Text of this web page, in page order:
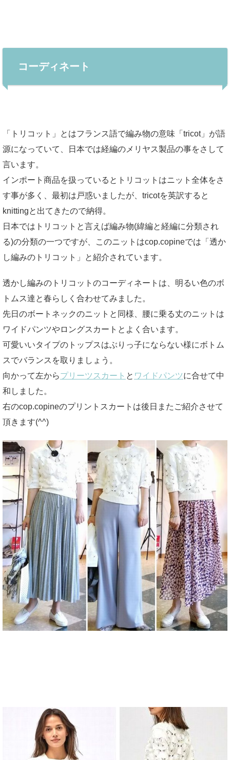
コーディネート
「トリコット」とはフランス語で編み物の意味「tricot」が語
源になっていて、日本では経編のメリヤス製品の事をさして
言います。
インポート商品を扱っているとトリコットはニット全体をさ
す事が多く、最初は戸惑いましたが、tricotを英訳すると
knittingと出てきたので納得。
日本ではトリコットと言えば編み物(緯編と経編に分類され
る)の分類の一つですが、このニットはcop.copineでは「透か
し編みのトリコット」と紹介されています。
透かし編みのトリコットのコーディネートは、明るい色のボ
トムス達と春らしく合わせてみました。
先日のボートネックのニットと同様、腰に乗る丈のニットは
ワイドパンツやロングスカートとよく合います。
可愛いいタイプのトップスはぶりっ子にならない様にボトム
スでバランスを取りましょう。
向かって左からプリーツスカート と ワイドパンツに合せて中
和しました。
右のcop.copineのプリントスカートは後日またご紹介させて
頂きます(^^)